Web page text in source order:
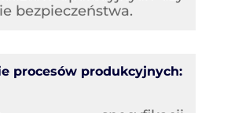
bezpieczeństwa.
procesów produkcyjnych: